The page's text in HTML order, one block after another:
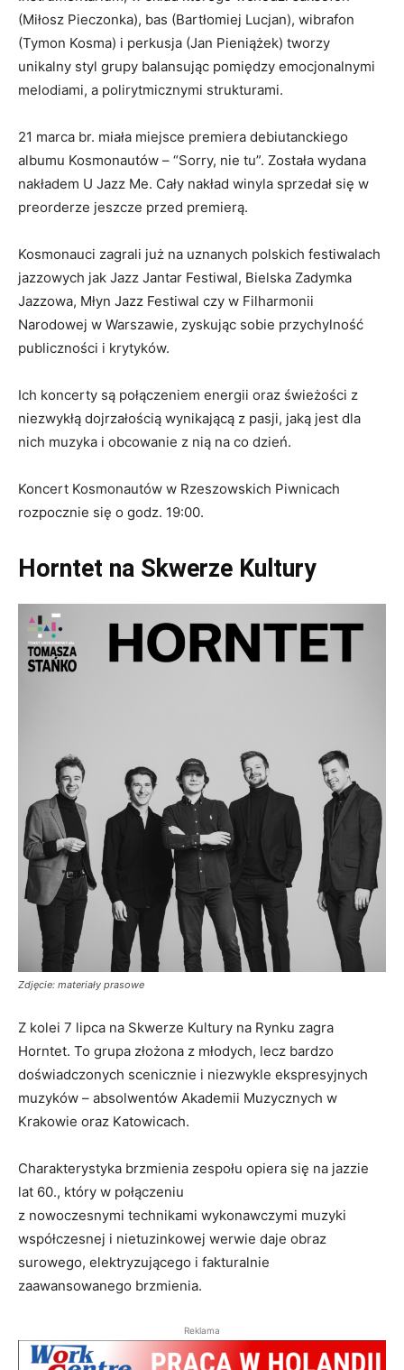
(Miłosz Pieczonka), bas (Bartłomiej Lucjan), wibrafon
(Tymon Kosma) i perkusja (Jan Pieniążek) tworzy
unikalny styl grupy balansując pomiędzy emocjonalnymi
melodiami, a polirytmicznymi strukturami.
21 marca br. miała miejsce premiera debiutanckiego
albumu Kosmonautów – “Sorry, nie tu”. Została wydana
nakładem U Jazz Me. Cały nakład winyla sprzedał się w
preorderze jeszcze przed premierą.
Kosmonauci zagrali już na uznanych polskich festiwalach
jazzowych jak Jazz Jantar Festiwal, Bielska Zadymka
Jazzowa, Młyn Jazz Festiwal czy w Filharmonii
Narodowej w Warszawie, zyskując sobie przychylność
publiczności i krytyków.
Ich koncerty są połączeniem energii oraz świeżości z
niezwykłą dojrzałością wynikającą z pasji, jaką jest dla
nich muzyka i obcowanie z nią na co dzień.
Koncert Kosmonautów w Rzeszowskich Piwnicach
rozpocznie się o godz. 19:00.
Horntet na Skwerze Kultury
Zdjęcie: materiały prasowe
Z kolei 7 lipca na Skwerze Kultury na Rynku zagra
Horntet. To grupa złożona z młodych, lecz bardzo
doświadczonych scenicznie i niezwykle ekspresyjnych
muzyków – absolwentów Akademii Muzycznych w
Krakowie oraz Katowicach.
Charakterystyka brzmienia zespołu opiera się na jazzie
lat 60., który w połączeniu
z nowoczesnymi technikami wykonawczymi muzyki
współczesnej i nietuzinkowej werwie daje obraz
surowego, elektryzującego i fakturalnie
zaawansowanego brzmienia.
Reklama